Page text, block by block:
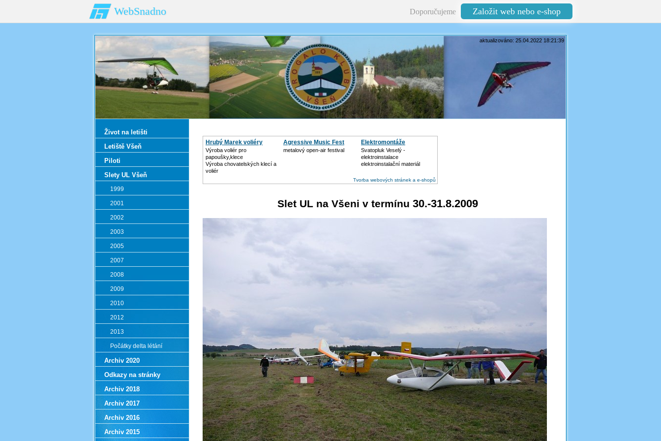
WebSnadno Doporučujeme Založit web nebo e-shop
aktualizováno: 25.04.2022 18:21:39
Hrubý Marek voliéry
Výroba voliér pro
papoušky,klece
Výroba chovatelských klecí a
voliér
Agressive Music Fest
metalový open-air festival
Elektromontáže
Svatopluk Veselý -
elektroinstalace
elektroinstalační materiál
Tvorba webových stránek a e-shopů
Slet UL na Všeni v termínu 30.-31.8.2009
Život na letišti
Letiště Všeň
Piloti
Slety UL Všeň
1999
2001
2002
2003
2005
2007
2008
2009
2010
2012
2013
Počátky delta létání
Archiv 2020
Odkazy na stránky
Archiv 2018
Archiv 2017
Archiv 2016
Archiv 2015